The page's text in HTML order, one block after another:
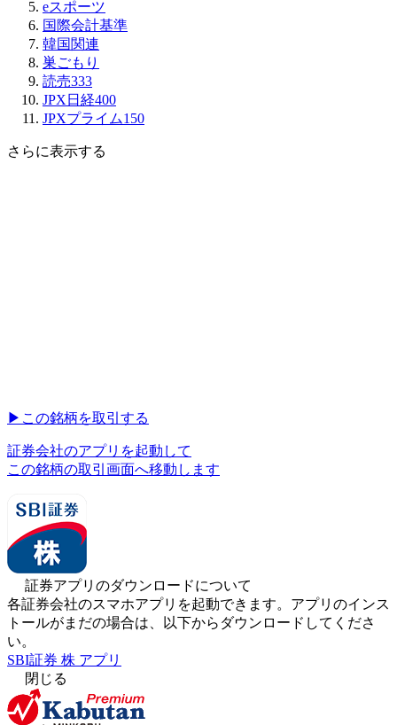
eスポーツ
国際会計基準
韓国関連
巣ごもり
読売333
JPX日経400
JPXプライム150
さらに表示する
▶︎ この銘柄を取引する
証券会社のアプリを起動して
この銘柄の取引画面へ移動します
証券アプリのダウンロードについて
各証券会社のスマホアプリを起動できます。アプリのインス
トールがまだの場合は、以下からダウンロードしてくださ
い。
SBI証券 株 アプリ
閉じる